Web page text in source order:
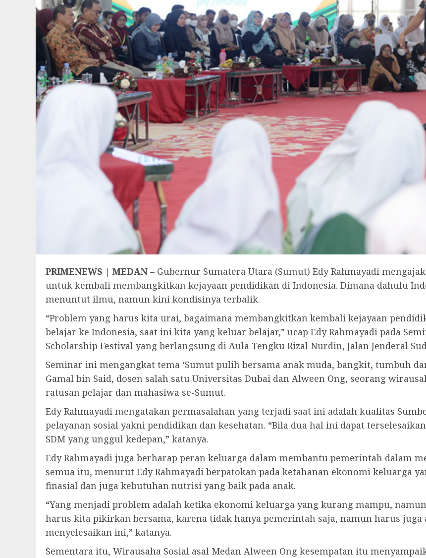
PRIMENEWS | MEDAN – Gubernur Sumatera Utara (Sumut) Edy Rahmayadi
untuk kembali membangkitkan kejayaan pendidikan di Indonesia. Dimana dahulu
menuntut ilmu, namun kini kondisinya terbalik.
“Problem yang harus kita urai, bagaimana membangkitkan kembali kejayaan
belajar ke Indonesia, saat ini kita yang keluar belajar,” ucap Edy Rahmayadi pada
Scholarship Festival yang berlangsung di Aula Tengku Rizal Nurdin, Jalan Jenderal
Seminar ini mengangkat tema ‘Sumut pulih bersama anak muda, bangkit, tumbuh
Gamal bin Said, dosen salah satu Universitas Dubai dan Alween Ong, seorang
ratusan pelajar dan mahasiwa se-Sumut.
Edy Rahmayadi mengatakan permasalahan yang terjadi saat ini adalah kualitas
pelayanan sosial yakni pendidikan dan kesehatan. “Bila dua hal ini dapat
SDM yang unggul kedepan,” katanya.
Edy Rahmayadi juga berharap peran keluarga dalam membantu pemerintah dalam
semua itu, menurut Edy Rahmayadi berpatokan pada ketahanan ekonomi keluarga
finasial dan juga kebutuhan nutrisi yang baik pada anak.
“Yang menjadi problem adalah ketika ekonomi keluarga yang kurang mampu,
harus kita pikirkan bersama, karena tidak hanya pemerintah saja, namun harus juga
menyelesaikan ini,” katanya.
Sementara itu, Wirausaha Sosial asal Medan Alween Ong kesempatan itu